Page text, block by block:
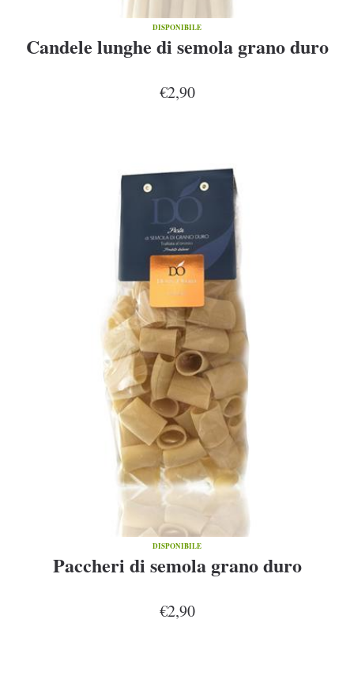
DISPONIBILE
Candele lunghe di semola grano duro
€2,90
DISPONIBILE
Paccheri di semola grano duro
€2,90